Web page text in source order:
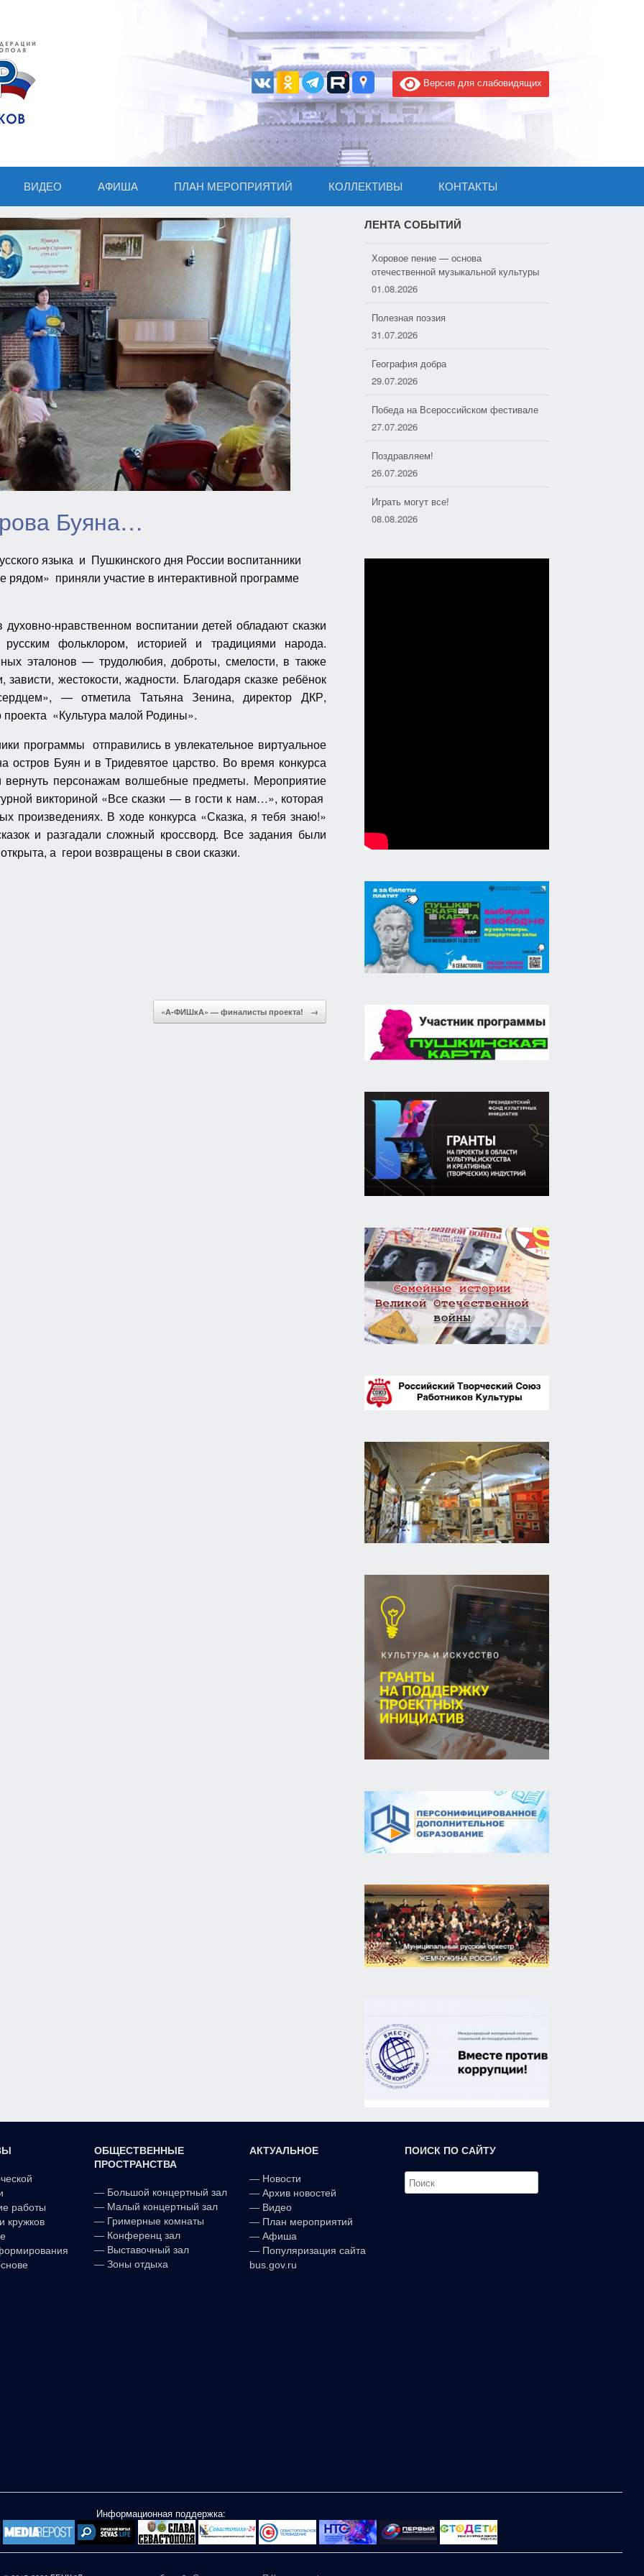
Версия для слабовидящих
ВИДЕО АФИША ПЛАН МЕРОПРИЯТИЙ КОЛЛЕКТИВЫ КОНТАКТЫ
Буяна…
языка и Пушкинского дня России воспитанники
рядом» приняли участие в интерактивной программе
нравственном воспитании детей обладают сказки
фольклором, историей и традициями народа.
эталонов — трудолюбия, доброты, смелости, в также
жестокости, жадности. Благодаря сказке ребёнок
— отметила Татьяна Зенина, директор ДКР,
«Культура малой Родины».
программы отправились в увлекательное виртуальное
остров Буян и в Тридевятое царство. Во время конкурса
вернуть персонажам волшебные предметы. Мероприятие
викториной «Все сказки — в гости к нам…», которая
В ходе конкурса «Сказка, я тебя знаю!»
и разгадали сложный кроссворд. Все задания были
а герои возвращены в свои сказки.
«А-ФИШкА» — финалисты проекта! →
ЛЕНТА СОБЫТИЙ
Хоровое пение — основа
отечественной музыкальной культуры
01.08.2026
Полезная поэзия
31.07.2026
География добра
29.07.2026
Победа на Всероссийском фестивале
27.07.2026
Поздравляем!
26.07.2026
Играть могут все!
08.08.2026
06.08.2026
работы
кружков
ОБЩЕСТВЕННЫЕ
ПРОСТРАНСТВА
— Большой концертный зал
— Малый концертный зал
— Гримерные комнаты
— Конференц зал
— Выставочный зал
— Зоны отдыха
АКТУАЛЬНОЕ
— Новости
— Архив новостей
— Видео
— План мероприятий
— Афиша
— Популяризация сайта
bus.gov.ru
ПОИСК ПО САЙТУ
Информационная поддержка: